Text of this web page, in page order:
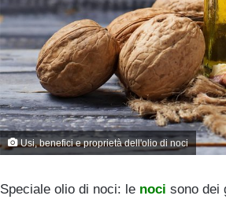
Usi, benefici e proprietà dell'olio di noci
Speciale olio di noci: le noci sono dei